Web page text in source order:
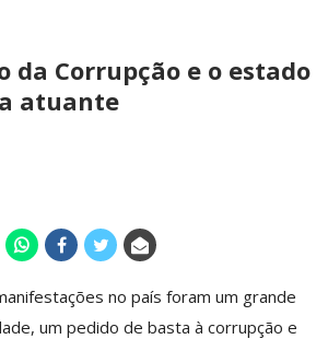
da Corrupção e o estado
atuante
no país foram um grande
um pedido de basta à corrupção e